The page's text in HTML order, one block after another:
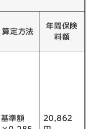
算定方法
年間保険
料額
基準額
20,862